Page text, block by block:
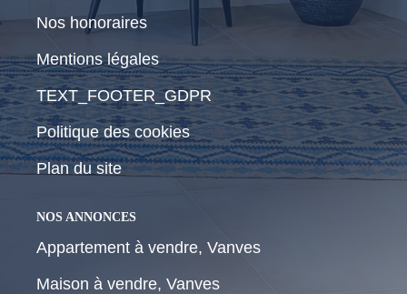
Nos honoraires
Mentions légales
TEXT_FOOTER_GDPR
Politique des cookies
Plan du site
NOS ANNONCES
Appartement à vendre, Vanves
Maison à vendre, Vanves